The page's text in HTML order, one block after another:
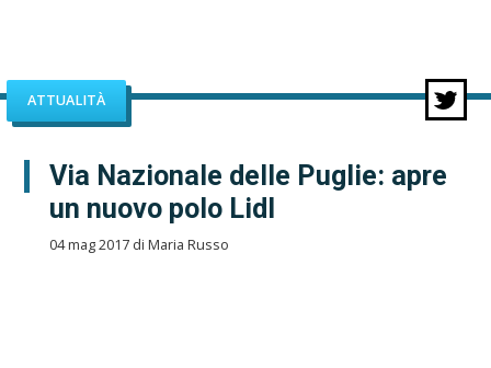
ATTUALITÀ
Via Nazionale delle Puglie: apre
un nuovo polo Lidl
04 mag 2017 di Maria Russo